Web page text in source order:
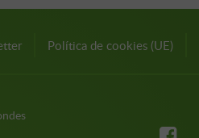
Política de cookies (UE)